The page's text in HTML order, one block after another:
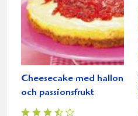
Cheesecake med hallon
och passionsfrukt